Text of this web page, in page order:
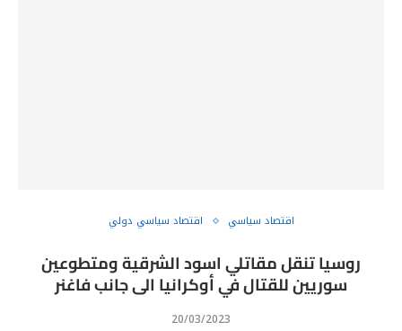
اقتصاد سياسي اقتصاد سياسي دولي
روسيا تنقل مقاتلي اسود الشرقية ومتطوعين
سوريين للقتال في أوكرانيا الى جانب فاغنر
20/03/2023